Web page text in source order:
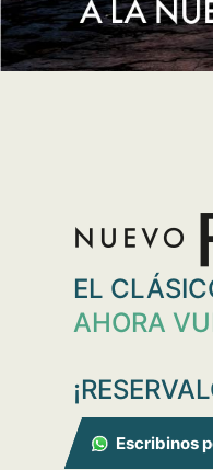
EL
AHORA
Escribinos